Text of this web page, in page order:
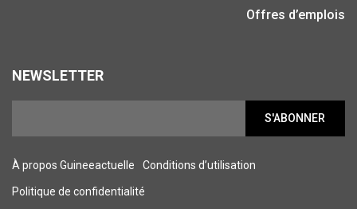
Offres d’emplois
NEWSLETTER
S'ABONNER
À propos Guineeactuelle Conditions d’utilisation
Politique de confidentialité